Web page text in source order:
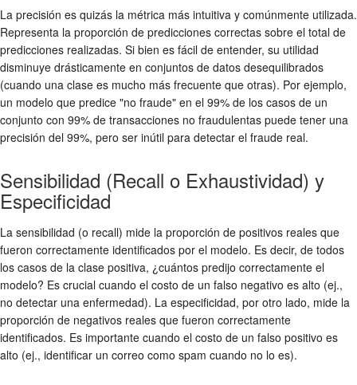
La precisión es quizás la métrica más intuitiva y comúnmente utilizada.
Representa la proporción de predicciones correctas sobre el total de
predicciones realizadas. Si bien es fácil de entender, su utilidad
disminuye drásticamente en conjuntos de datos desequilibrados
(cuando una clase es mucho más frecuente que otras). Por ejemplo,
un modelo que predice "no fraude" en el 99% de los casos de un
conjunto con 99% de transacciones no fraudulentas puede tener una
precisión del 99%, pero ser inútil para detectar el fraude real.
Sensibilidad (Recall o Exhaustividad) y
Especificidad
La sensibilidad (o recall) mide la proporción de positivos reales que
fueron correctamente identificados por el modelo. Es decir, de todos
los casos de la clase positiva, ¿cuántos predijo correctamente el
modelo? Es crucial cuando el costo de un falso negativo es alto (ej.,
no detectar una enfermedad). La especificidad, por otro lado, mide la
proporción de negativos reales que fueron correctamente
identificados. Es importante cuando el costo de un falso positivo es
alto (ej., identificar un correo como spam cuando no lo es).